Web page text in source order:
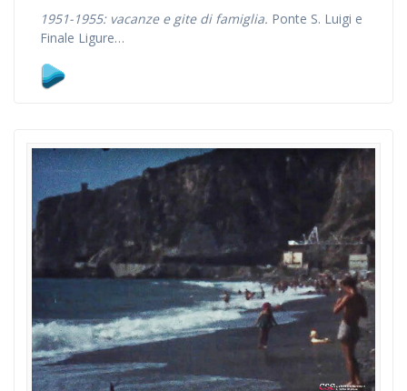
1951-1955: vacanze e gite di famiglia. Ponte S. Luigi e
Finale Ligure…